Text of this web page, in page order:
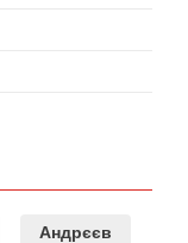
Андрєєв